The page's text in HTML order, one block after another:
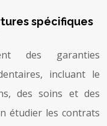
spécifiques
des garanties
incluant le
des soins et des
étudier les contrats